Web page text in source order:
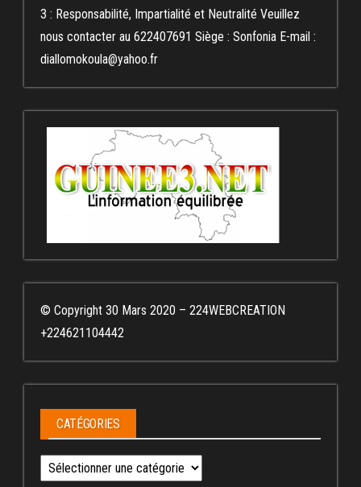
3 : Responsabilité, Impartialité et Neutralité Veuillez
nous contacter au 622407691 Siège : Sonfonia E-mail :
diallomokoula@yahoo.fr
© Copyright 30 Mars 2020 – 224WEBCREATION
+224621104442
CATÉGORIES
Catégories